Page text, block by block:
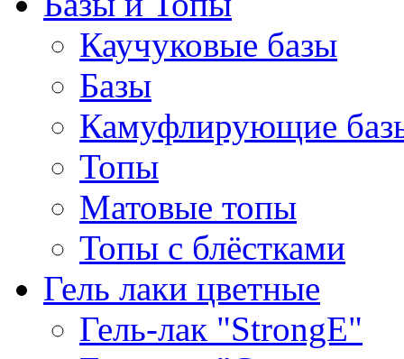
Каучуковые базы
Базы
Камуфлирующие
Топы
Матовые топы
Топы с блёстками
Гель лаки цветные
Гель-лак "StrongE"